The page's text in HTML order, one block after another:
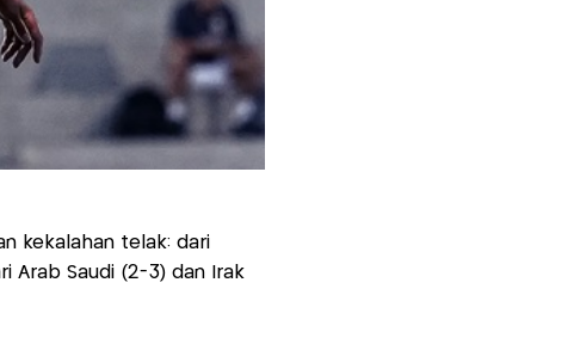
kekalahan telak: dari
Arab Saudi (2-3) dan Irak